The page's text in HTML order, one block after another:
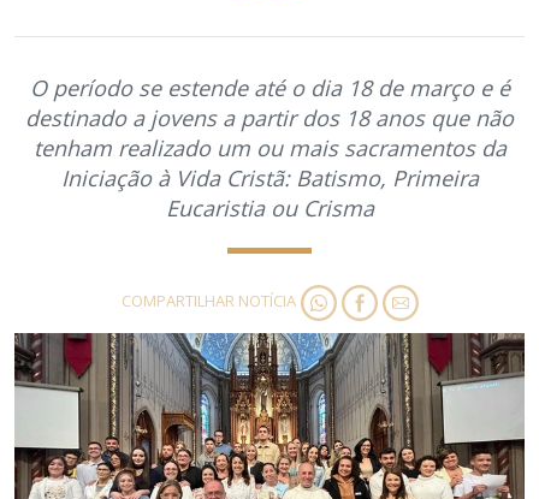
O período se estende até o dia 18 de março e é
destinado a jovens a partir dos 18 anos que não
tenham realizado um ou mais sacramentos da
Iniciação à Vida Cristã: Batismo, Primeira
Eucaristia ou Crisma
COMPARTILHAR NOTÍCIA